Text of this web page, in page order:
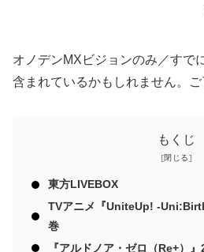
オノデンMXビジョンのみ／すで
含まれているかもしれません。
もくじ
東方LIVEBOX
TVアニメ『UniteUp! -
巻
『アルドノア・ゼロ（Re+）